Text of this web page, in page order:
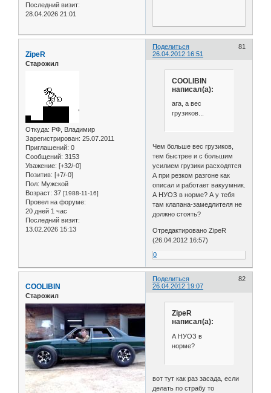
Последний визит:
28.04.2026 21:01
Поделиться
81
26.04.2012 16:51
ZipeR
Старожил
Откуда: РФ, Владимир
Зарегистрирован: 25.07.2011
Приглашений: 0
Сообщений: 3153
Уважение: [+32/-0]
Позитив: [+7/-0]
Пол: Мужской
Возраст: 37 [1988-11-16]
Провел на форуме:
20 дней 1 час
Последний визит:
13.02.2026 15:13
COOLIBIN
написал(а):
ага, а вес
грузиков...
Чем больше вес грузиков,
тем быстрее и с большим
усилием грузики расходятся
А при резком разгоне как
описал и работает вакуумник.
А НУОЗ в норме? А у тебя
там клапана-замедлителя не
должно стоять?
Отредактировано ZipeR
(26.04.2012 16:57)
0
Поделиться
82
26.04.2012 19:07
COOLIBIN
Старожил
ZipeR
написал(а):
А НУОЗ в
норме?
вот тут как раз засада, если
делать по страбу то